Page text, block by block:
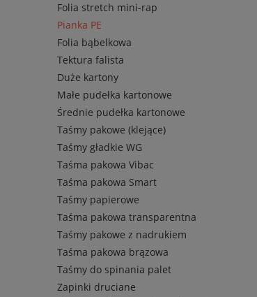
Folia stretch mini-rap
Pianka PE
Folia bąbelkowa
Tektura falista
Duże kartony
Małe pudełka kartonowe
Średnie pudełka kartonowe
Taśmy pakowe (klejące)
Taśmy gładkie WG
Taśma pakowa Vibac
Taśma pakowa Smart
Taśmy papierowe
Taśma pakowa transparentna
Taśmy pakowe z nadrukiem
Taśma pakowa brązowa
Taśmy do spinania palet
Zapinki druciane